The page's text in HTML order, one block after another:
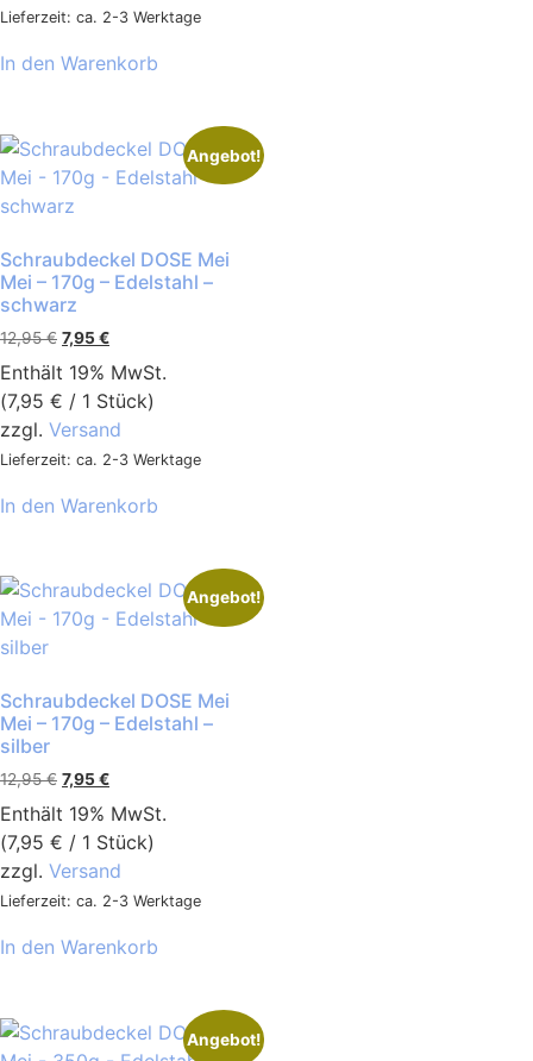
Lieferzeit: ca. 2-3 Werktage
In den Warenkorb
Angebot!
Schraubdeckel DOSE Mei
Mei – 170g – Edelstahl –
schwarz
12,95€ 7,95€
Enthält 19% MwSt.
(7,95 € / 1 Stück)
zzgl. Versand
Lieferzeit: ca. 2-3 Werktage
In den Warenkorb
Angebot!
Schraubdeckel DOSE Mei
Mei – 170g – Edelstahl –
silber
12,95€ 7,95€
Enthält 19% MwSt.
(7,95 € / 1 Stück)
zzgl. Versand
Lieferzeit: ca. 2-3 Werktage
In den Warenkorb
Angebot!